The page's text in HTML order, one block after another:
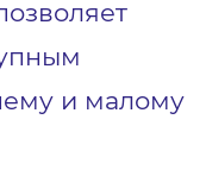
и малому